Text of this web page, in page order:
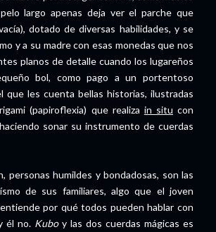
largo apenas deja ver el parche que
dotado de diversas habilidades, y se
y a su madre con esas monedas que nos
planos de detalle cuando los lugareños
bol, como pago a un portentoso
que les cuenta bellas historias, ilustradas
(papiroflexia) que realiza in situ con
sonar su instrumento de cuerdas
personas humildes y bondadosas, son las
de sus familiares, algo que el joven
por qué todos pueden hablar con
él no. Kuboy las dos cuerdas mágicas es